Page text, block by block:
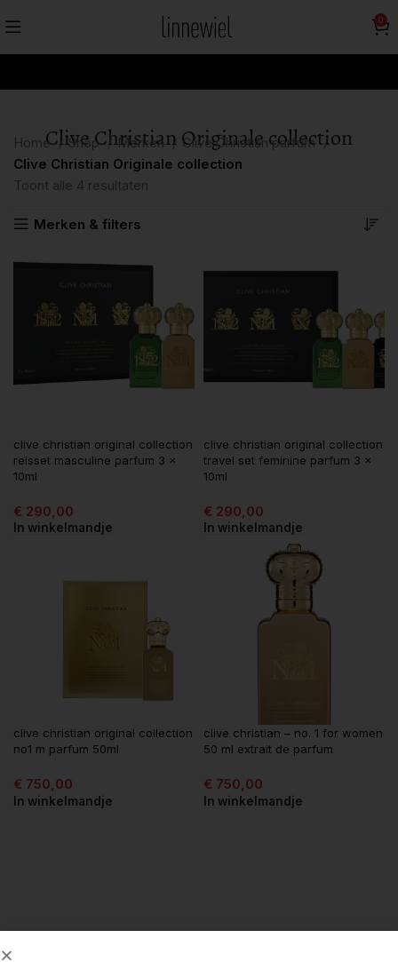
0
Clive Christian Originale collection
Home Shop Merken
Clive Christian parfum
Clive Christian Originale collection
Toont alle 4 resultaten
Merken & filters
clive christian original collection
reisset masculine parfum 3 x
10ml
€ 290,00
In winkelmandje
clive christian original collection
travel set feminine parfum 3 x
10ml
€ 290,00
In winkelmandje
clive christian original collection
no1 m parfum 50ml
€ 750,00
In winkelmandje
clive christian – no. 1 for women
50 ml extrait de parfum
€ 750,00
In winkelmandje